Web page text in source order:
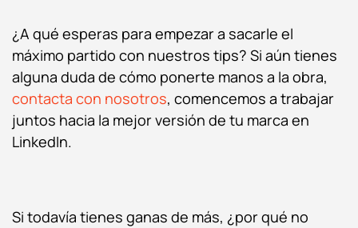
¿A qué esperas para empezar a sacarle el
máximo partido con nuestros tips? Si aún tienes
alguna duda de cómo ponerte manos a la obra,
contacta con nosotros, comencemos a trabajar
juntos hacia la mejor versión de tu marca en
LinkedIn.
Si todavía tienes ganas de más, ¿por qué no